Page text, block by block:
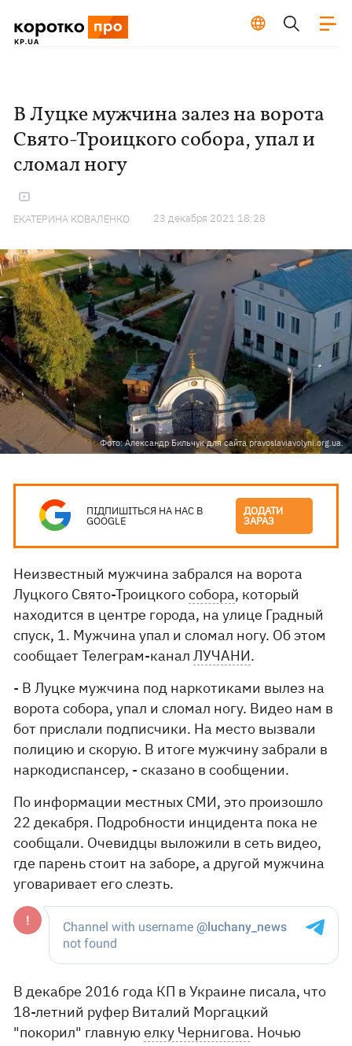
В Луцке мужчина залез на ворота
Свято-Троицкого собора, упал и
сломал ногу
ЕКАТЕРИНА КОВАЛЕНКО 23 декабря 2021 18:28
Фото: Александр Бильчук для сайта pravoslaviavolyni.org.ua.
ПІДПИШІТЬСЯ НА НАС В
GOOGLE
ДОДАТИ
ЗАРАЗ
Неизвестный мужчина забрался на ворота
Луцкого Свято-Троицкогособора, который
находится в центре города, на улице Градный
спуск, 1. Мужчина упал и сломал ногу. Об этом
сообщает Телеграм-каналЛУЧАНИ.
- В Луцке мужчина под наркотиками вылез на
ворота собора, упал и сломал ногу. Видео нам в
бот прислали подписчики. На место вызвали
полицию и скорую. В итоге мужчину забрали в
наркодиспансер, - сказано в сообщении.
По информации местных СМИ, это произошло
22 декабря. Подробности инцидента пока не
сообщали. Очевидцы выложили в сеть видео,
где парень стоит на заборе, а другой мужчина
уговаривает его слезть.
В декабре 2016 года КП в Украине писала, что
18-летний руфер Виталий Моргацкий
"покорил" главнуюелку Чернигова. Ночью